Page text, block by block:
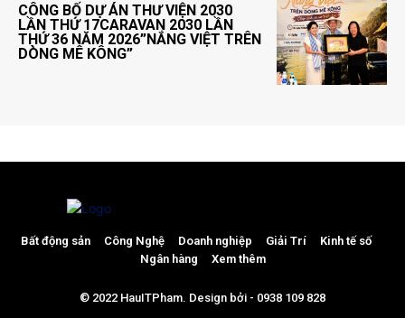
CÔNG BỐ DỰ ÁN THƯ VIỆN 2030
LẦN THỨ 17CARAVAN 2030 LẦN
THỨ 36 NĂM 2026”NẮNG VIỆT TRÊN
DÒNG MÊ KÔNG”
Bất động sản Công Nghệ Doanh nghiệp Giải Trí
Kinh tế số
Ngân hàng
Xem thêm
© 2022 HauITPham. Design bởi - 0938 109 828